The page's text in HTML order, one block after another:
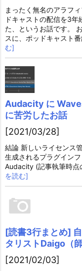
まったく無名のアラフ
ドキャストの配信を3
た、というお話です。
スに、ポッドキャスト
む]
Audacity に
に苦労したお話
[2021/03/28]
結論 新しいライセンス
生成されるプラグイン
Audacity (記事執筆時点
を読む]
[読書3行まとめ]
タリストDaigo（師
[2021/02/03]